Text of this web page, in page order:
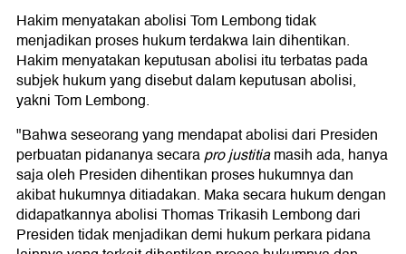
Hakim menyatakan abolisi Tom Lembong tidak
menjadikan proses hukum terdakwa lain dihentikan.
Hakim menyatakan keputusan abolisi itu terbatas pada
subjek hukum yang disebut dalam keputusan abolisi,
yakni Tom Lembong.
"Bahwa seseorang yang mendapat abolisi dari Presiden
perbuatan pidananya secarapro justitiamasih ada, hanya
saja oleh Presiden dihentikan proses hukumnya dan
akibat hukumnya ditiadakan. Maka secara hukum dengan
didapatkannya abolisi Thomas Trikasih Lembong dari
Presiden tidak menjadikan demi hukum perkara pidana